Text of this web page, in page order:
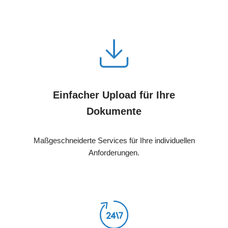
Einfacher Upload für Ihre
Dokumente
Maßgeschneiderte Services für Ihre individuellen
Anforderungen.